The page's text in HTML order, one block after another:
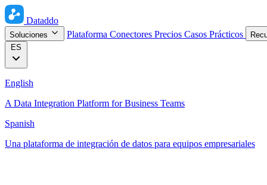
Dataddo
Soluciones Plataforma Conectores Precios Casos Prácticos
ES
English
A Data Integration Platform for Business Teams
Spanish
Una plataforma de integración de datos para equipos empresariales